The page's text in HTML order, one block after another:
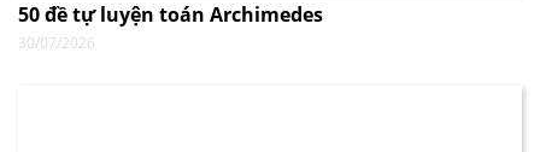
50 đề tự luyện toán Archimedes
30/07/2026